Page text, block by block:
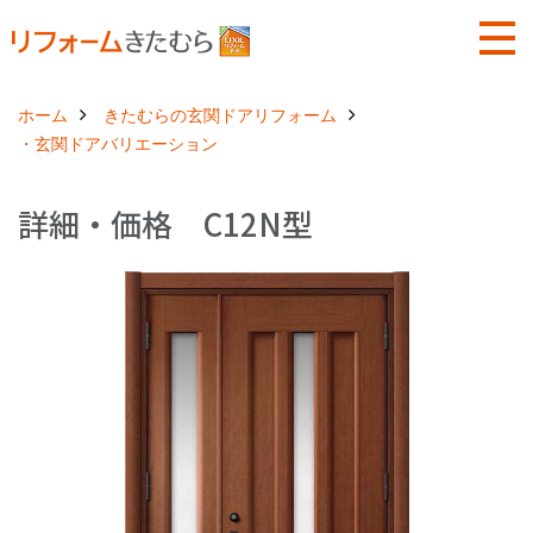
ホーム
きたむらの玄関ドアリフォーム
・玄関ドアバリエーション
詳細・価格 C12N型